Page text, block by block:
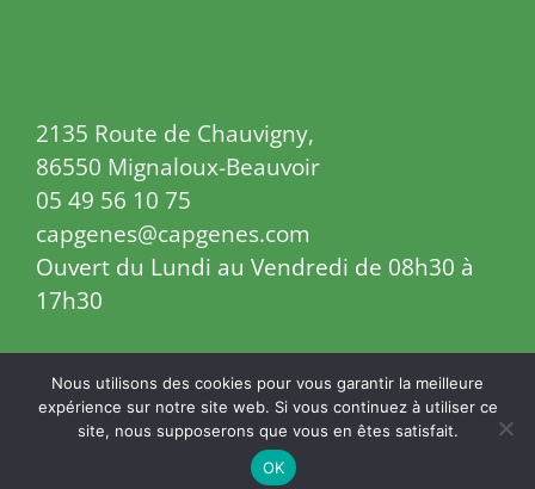
2135 Route de Chauvigny,
86550 Mignaloux-Beauvoir
05 49 56 10 75
capgenes@capgenes.com
Ouvert du Lundi au Vendredi de 08h30 à
17h30
© 2017 Capgenes | Tous droits réservés
YouTubeInstagram
Nous utilisons des cookies pour vous garantir la meilleure
expérience sur notre site web. Si vous continuez à utiliser ce
site, nous supposerons que vous en êtes satisfait.
OK